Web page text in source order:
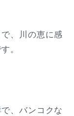
、川の恵に感
。
、バンコクな